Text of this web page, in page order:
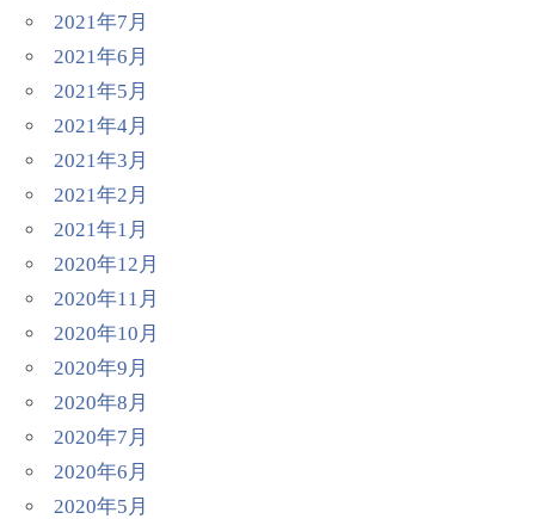
2021年7月
2021年6月
2021年5月
2021年4月
2021年3月
2021年2月
2021年1月
2020年12月
2020年11月
2020年10月
2020年9月
2020年8月
2020年7月
2020年6月
2020年5月